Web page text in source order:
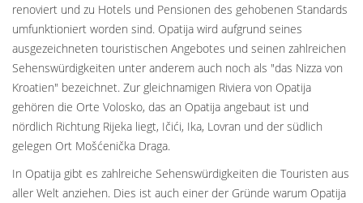
renoviert und zu Hotels und Pensionen des gehobenen Standards
umfunktioniert worden sind. Opatija wird aufgrund seines
ausgezeichneten touristischen Angebotes und seinen zahlreichen
Sehenswürdigkeiten unter anderem auch noch als "das Nizza von
Kroatien" bezeichnet. Zur gleichnamigen Riviera von Opatija
gehören die Orte Volosko, das an Opatija angebaut ist und
nördlich Richtung Rijeka liegt, Ičići, Ika, Lovran und der südlich
gelegen Ort Mošćenička Draga.
In Opatija gibt es zahlreiche Sehenswürdigkeiten die Touristen aus
aller Welt anziehen. Dies ist auch einer der Gründe warum Opatija